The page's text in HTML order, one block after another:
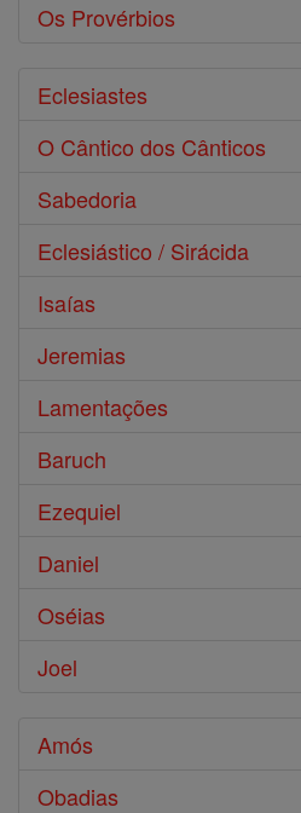
Os Provérbios
Eclesiastes
O Cântico dos Cânticos
Sabedoria
Eclesiástico / Sirácida
Isaías
Jeremias
Lamentações
Baruch
Ezequiel
Daniel
Oséias
Joel
Amós
Obadias